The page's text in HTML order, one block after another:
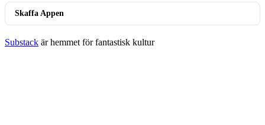
Skaffa Appen
Substack är hemmet för fantastisk kultur